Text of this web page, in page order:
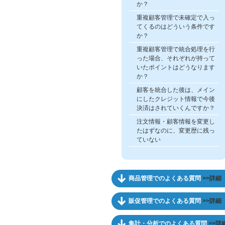
か？
重複顧客管理で未確定で入っ
てくるのはどういう条件です
か？
重複顧客管理で統合処理を行
った場合、それぞれが持って
いたポイントはどうなります
か？
顧客を統合した後は、メイン
にしたクレジット情報で今後
決済はされていくんですか？
注文情報・顧客情報を変更し
たはずなのに、変更歴に残っ
ていない
商品管理でのよくある質問 >>詳細
販促管理でのよくある質問 >>詳細
集計・分析でのよくある質問 >>詳